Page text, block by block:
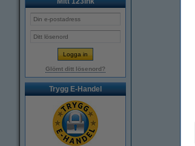
Glömt ditt lösenord?
Trygg E-Handel